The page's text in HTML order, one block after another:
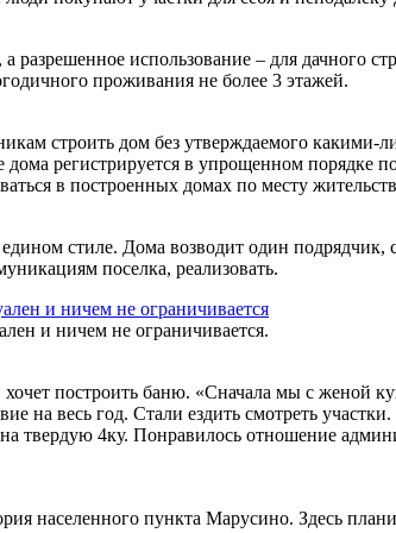
разрешенное использование – для дачного
проживания не более 3 этажей.
строить дом без утверждаемого
регистрируется в упрощенном порядке
в построенных домах по месту
стиле. Дома возводит один
поселка, реализовать.
и ничем не ограничивается.
построить баню. «Сначала мы с женой
на весь год. Стали ездить смотреть
твердую 4ку. Понравилось отношение
населенного пункта Марусино. Здесь